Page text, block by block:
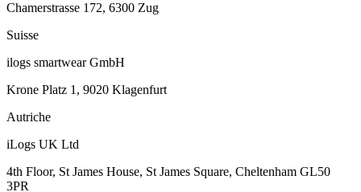
Chamerstrasse 172, 6300 Zug
Suisse
ilogs smartwear GmbH
Krone Platz 1, 9020 Klagenfurt
Autriche
iLogs UK Ltd
4th Floor, St James House, St James Square, Cheltenham GL50
3PR